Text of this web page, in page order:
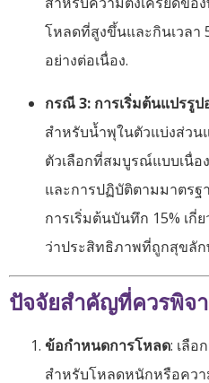
โหลดที่สูงขึ้นและกินเวลา
อย่างต่อเนื่อง.
กรณี 3: การเริ่มต้นแปรรูป
สำหรับน้ำพุในตัวแบ่งส่วน
ตัวเลือกที่สมบูรณ์แบบเนื่อ
และการปฏิบัติตามมาตร
การเริ่มต้นบันทึก 15% เ
ว่าประสิทธิภาพที่ถูกสุขลั
ปัจจัยสำคัญที่ควรพิจ
ข้อกำหนดการโหลด: เลือ
สำหรับโหลดหนักหรือควา